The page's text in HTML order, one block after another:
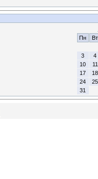
Пн
Вт
3
4
10
11
17
18
24
25
31